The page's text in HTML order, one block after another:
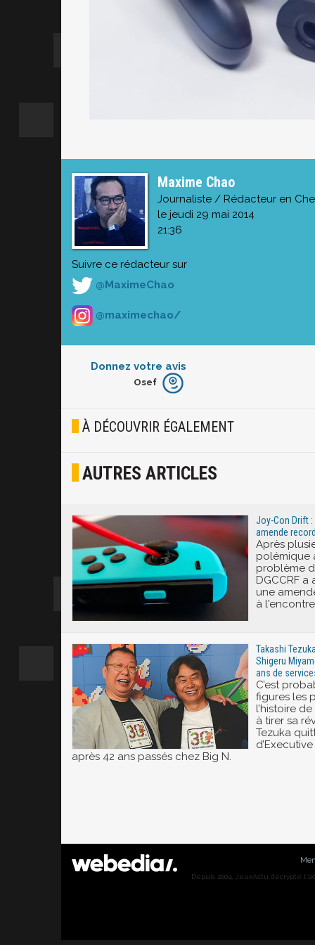
Maxime Chao
Journaliste / Rédacteur en
le jeudi 29 mai 2014
21:36
Suivre ce rédacteur sur
@MaximeChao
@maximechao/
Donnez votre avis
Furieux
Joyeux
Osef
À DÉCOUVRIR ÉGALEMENT
AUTRES ARTICLES
Joy-Con Drift :
amende
Après
polémique
problème
DGCCRF
une
à
Takashi
Shigeru
ans de
C’est
figures les
l’histoire
à tirer sa
Tezuka
après 42 ans passés chez Big N.
Depuis 2004, JeuxActu décrypte